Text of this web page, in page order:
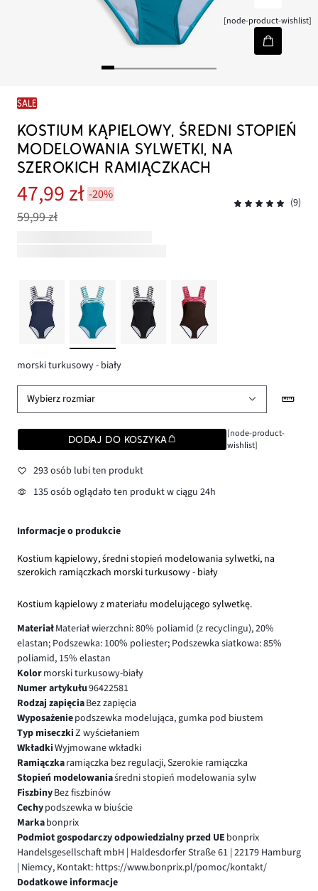
[node-product-wishlist]
SALE
KOSTIUM KĄPIELOWY, ŚREDNI STOPIEŃ
MODELOWANIA SYLWETKI, NA
SZEROKICH RAMIĄCZKACH
47,99 zł -20%
59,99 zł
(9)
morski turkusowy - biały
Wybierz rozmiar
DODAJ DO KOSZYKA
[node-product-
wishlist]
293 osób lubi ten produkt
135 osób oglądało ten produkt w ciągu 24h
Informacje o produkcie
Kostium kąpielowy, średni stopień modelowania sylwetki, na
szerokich ramiączkach morski turkusowy - biały
Kostium kąpielowy z materiału modelującego sylwetkę.
MateriałMateriał wierzchni: 80% poliamid (z recyclingu), 20%
elastan; Podszewka: 100% poliester; Podszewka siatkowa: 85%
poliamid, 15% elastan
Kolormorski turkusowy-biały
Numer artykułu96422581
Rodzaj zapięciaBez zapięcia
Wyposażeniepodszewka modelująca, gumka pod biustem
Typ miseczkiZ wyściełaniem
WkładkiWyjmowane wkładki
Ramiączkaramiączka bez regulacji, Szerokie ramiączka
Stopień modelowaniaśredni stopień modelowania sylw
FiszbinyBez fiszbinów
Cechypodszewka w biuście
Markabonprix
Podmiot gospodarczy odpowiedzialny przed UE bonprix
Handelsgesellschaft mbH | Haldesdorfer Straße 61 | 22179 Hamburg
| Niemcy, Kontakt: https://www.bonprix.pl/pomoc/kontakt/
Dodatkowe informacje